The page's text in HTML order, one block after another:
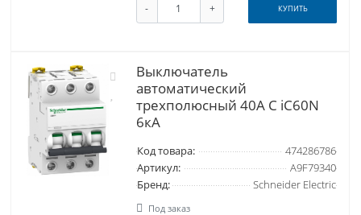
- + КУПИТЬ
Выключатель
автоматический
трехполюсный 40А С iC60N
6кА
Код товара:
474286786
Артикул:
A9F79340
Бренд:
Schneider Electric
Под заказ